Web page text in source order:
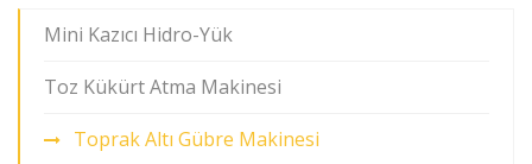
Mini Kazıcı Hidro-Yük
Toz Kükürt Atma Makinesi
Toprak Altı Gübre Makinesi